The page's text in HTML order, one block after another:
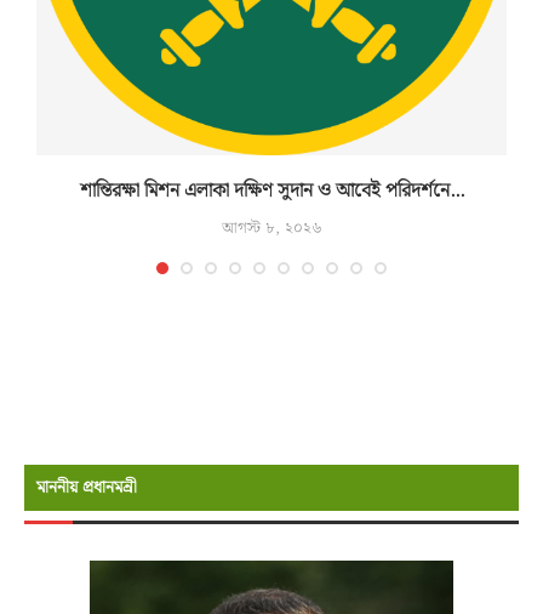
শান্তিরক্ষা মিশন এলাকা দক্ষিণ সুদান ও আবেই পরিদর্শনে...
আগস্ট ৮, ২০২৬
মাননীয় প্রধানমন্রী